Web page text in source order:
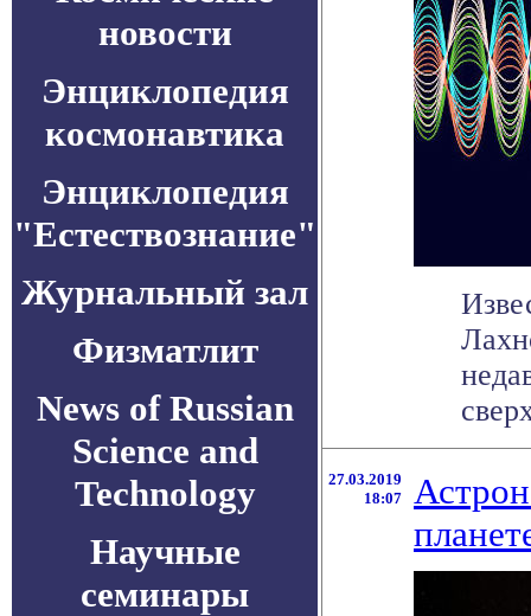
новости
Энциклопедия
космонавтика
Энциклопедия
"Естествознание"
Журнальный зал
Физматлит
News of Russian
Science and
Technology
Научные
семинары
27.03.2019
18:07